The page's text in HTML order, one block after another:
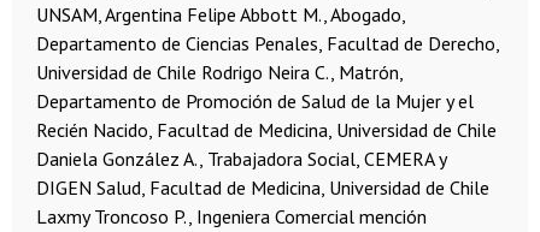
UNSAM, Argentina Felipe Abbott M., Abogado,
Departamento de Ciencias Penales, Facultad de Derecho,
Universidad de Chile Rodrigo Neira C., Matrón,
Departamento de Promoción de Salud de la Mujer y el
Recién Nacido, Facultad de Medicina, Universidad de Chile
Daniela González A., Trabajadora Social, CEMERA y
DIGEN Salud, Facultad de Medicina, Universidad de Chile
Laxmy Troncoso P., Ingeniera Comercial mención